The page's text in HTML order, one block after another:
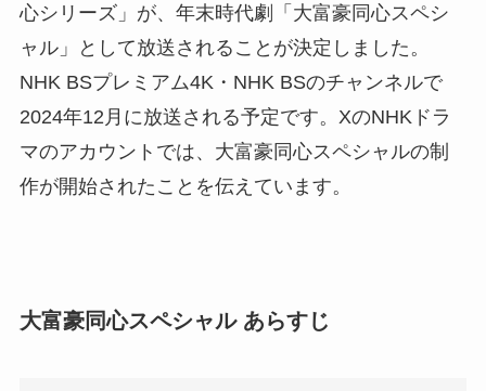
心シリーズ」が、年末時代劇「大富豪同心スペシ
ャル」として放送されることが決定しました。
NHK BSプレミアム4K・NHK BSのチャンネルで
2024年12月に放送される予定です。XのNHKドラ
マのアカウントでは、大富豪同心スペシャルの制
作が開始されたことを伝えています。
大富豪同心スペシャル あらすじ